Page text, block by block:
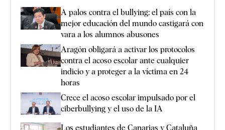
A palos contra el bullying: el país con la
mejor educación del mundo castigará con
vara a los alumnos abusones
Aragón obligará a activar los protocolos
contra el acoso escolar ante cualquier
indicio y a proteger a la víctima en 24
horas
Crece el acoso escolar impulsado por el
ciberbullying y el uso de la IA
Los estudiantes de Canarias y Cataluña